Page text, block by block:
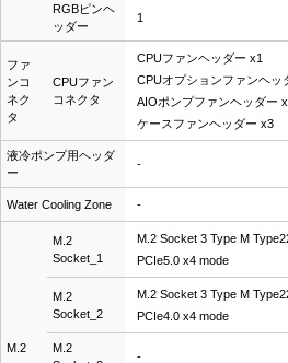
RGBピンヘ
ッダー
1
ファ
ンコ
ネク
タ
CPUファン
コネクタ
CPUファンヘッダー x1
CPUオプションファンヘッ
AIOポンプファンヘッダー
ケースファンヘッダー x3
液冷ポンプ用ヘッダ
ー
-
Water Cooling Zone -
M.2
M.2
Socket_1
M.2 Socket 3 Type M
PCIe5.0 x4 mode
M.2
Socket_2
M.2 Socket 3 Type M
PCIe4.0 x4 mode
M.2
-